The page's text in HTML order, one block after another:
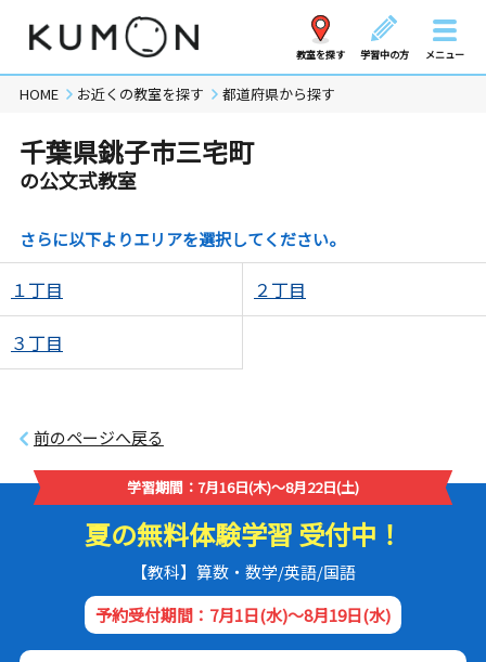
教室を探す 学習中の方 メニュー
HOME お近くの教室を探す 都道府県から探す
千葉県銚子市三宅町
の公文式教室
さらに以下よりエリアを選択してください。
１丁目 ２丁目
３丁目
前のページへ戻る
学習期間：7月16日(木)～8月22日(土)
夏の無料体験学習 受付中！
【教科】算数・数学/英語/国語
予約受付期間：7月1日(水)～8月19日(水)